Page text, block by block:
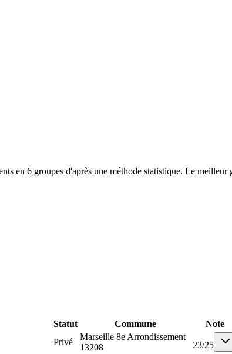
en 6 groupes d'après une méthode statistique. Le
Statut Commune
Note
Privé
Marseille 8e Arrondissement
13208
23/25